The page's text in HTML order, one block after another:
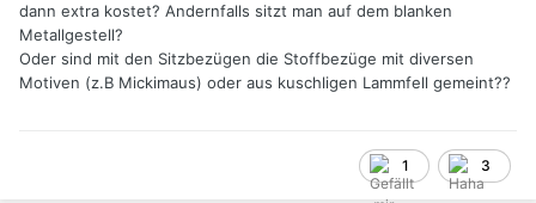
dann extra kostet? Andernfalls sitzt man auf dem blanken
Metallgestell?
Oder sind mit den Sitzbezügen die Stoffbezüge mit diversen
Motiven (z.B Mickimaus) oder aus kuschligen Lammfell gemeint??
1 3